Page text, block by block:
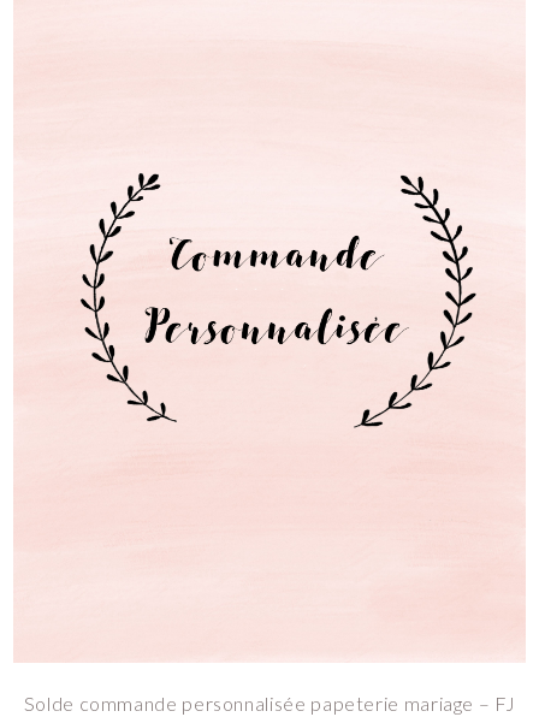
Solde commande personnalisée papeterie mariage – FJ